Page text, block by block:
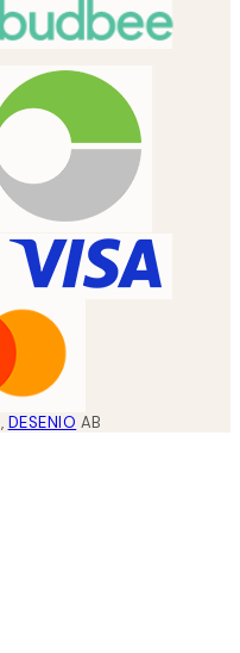
, DESENIO AB